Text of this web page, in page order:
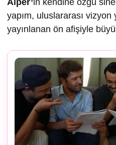
yapım, uluslararası
yayınlanan ön afişiyle